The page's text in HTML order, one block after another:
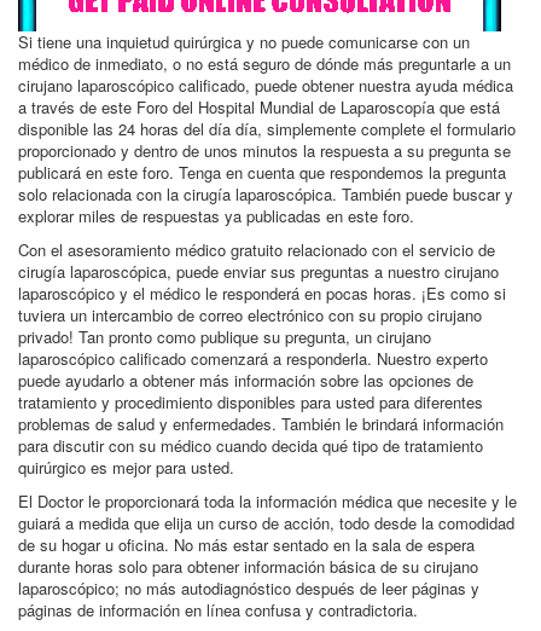
Si tiene una inquietud quirúrgica y no puede comunicarse con un
médico de inmediato, o no está seguro de dónde más preguntarle a un
cirujano laparoscópico calificado, puede obtener nuestra ayuda médica
a través de este Foro del Hospital Mundial de Laparoscopía que está
disponible las 24 horas del día día, simplemente complete el formulario
proporcionado y dentro de unos minutos la respuesta a su pregunta se
publicará en este foro. Tenga en cuenta que respondemos la pregunta
solo relacionada con la cirugía laparoscópica. También puede buscar y
explorar miles de respuestas ya publicadas en este foro.
Con el asesoramiento médico gratuito relacionado con el servicio de
cirugía laparoscópica, puede enviar sus preguntas a nuestro cirujano
laparoscópico y el médico le responderá en pocas horas. ¡Es como si
tuviera un intercambio de correo electrónico con su propio cirujano
privado! Tan pronto como publique su pregunta, un cirujano
laparoscópico calificado comenzará a responderla. Nuestro experto
puede ayudarlo a obtener más información sobre las opciones de
tratamiento y procedimiento disponibles para usted para diferentes
problemas de salud y enfermedades. También le brindará información
para discutir con su médico cuando decida qué tipo de tratamiento
quirúrgico es mejor para usted.
El Doctor le proporcionará toda la información médica que necesite y le
guiará a medida que elija un curso de acción, todo desde la comodidad
de su hogar u oficina. No más estar sentado en la sala de espera
durante horas solo para obtener información básica de su cirujano
laparoscópico; no más autodiagnóstico después de leer páginas y
páginas de información en línea confusa y contradictoria.